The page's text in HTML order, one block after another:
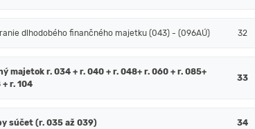
dlhodobého finančného majetku (043) - (096AÚ) 32
majetok r. 034 + r. 040 + r. 048+ r. 060 + r. 085+
+ r. 104
33
súčet (r. 035 až 039) 34